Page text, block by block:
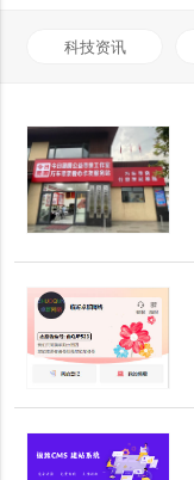
科技资讯